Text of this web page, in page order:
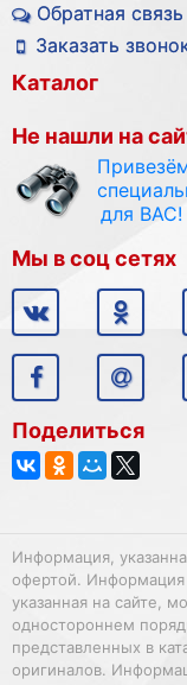
Обратная связь
Заказать
Каталог
Не нашли на
для ВАС!
Мы в соц сетях
Поделиться
Информация,
офертой. Информация
указанная на сайте,
одностороннем
представленных в
оригиналов.